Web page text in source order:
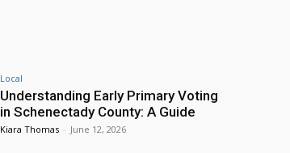
Local
Understanding Early Primary Voting
in Schenectady County: A Guide
Kiara Thomas - June 12, 2026